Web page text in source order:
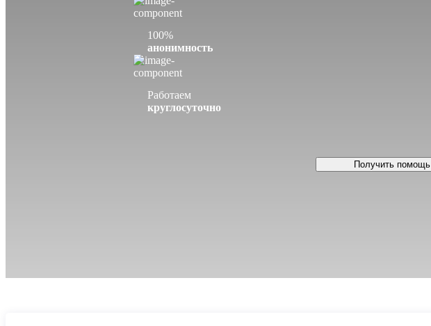
100%
анонимность
Работаем
круглосуточно
Получить помощь